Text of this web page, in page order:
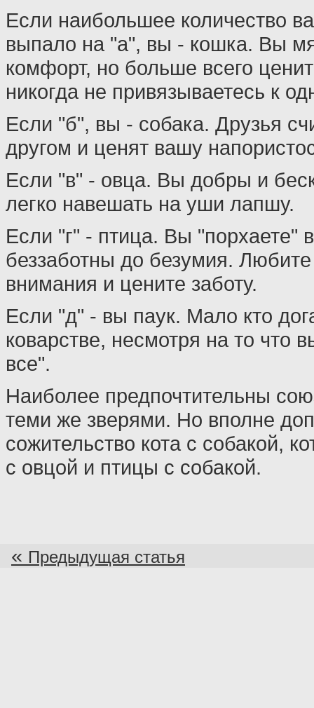
Если наибольшее количество
выпало на "а", вы - кошка. Вы
комфорт, но больше всего
никогда не привязываетесь к
Если "б", вы - собака. Друзья
другом и ценят вашу
Если "в" - овца. Вы добры и
легко навешать на уши лапшу.
Если "г" - птица. Вы "порхаете"
беззаботны до безумия.
внимания и цените заботу.
Если "д" - вы паук. Мало кто
коварстве, несмотря на то что
все".
Наиболее предпочтительны
теми же зверями. Но вполне
сожительство кота с собакой,
с овцой и птицы с собакой.
« Предыдущая статья